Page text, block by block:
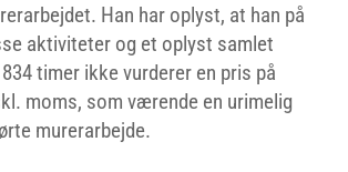
Han har oplyst, at han på
aktiviteter og et oplyst samlet
timer ikke vurderer en pris på
moms, som værende en urimelig
murerarbejde.